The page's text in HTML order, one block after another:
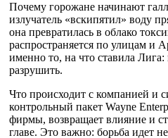
Почему горожане начинают
излучатель «вскипятил» воду
она превратилась в облако
распространяется по улицам и
именно то, на что ставила
разрушить.
Что происходит с компанией и
контрольный пакет Wayne
фирмы, возвращает влияние и
главе. Это важно: борьба идет